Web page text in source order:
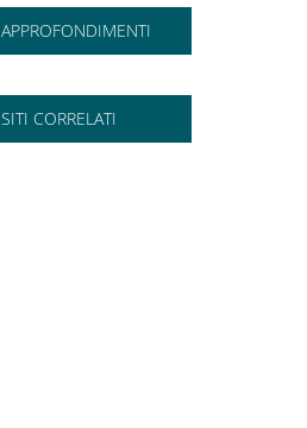
APPROFONDIMENTI
SITI CORRELATI